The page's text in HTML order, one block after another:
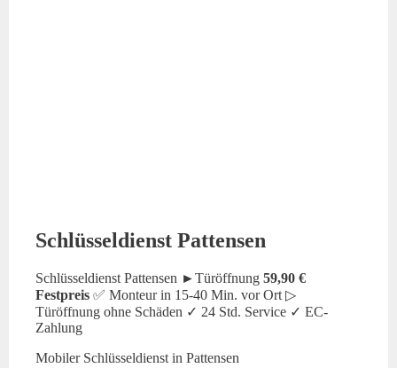
Schlüsseldienst Pattensen
Schlüsseldienst Pattensen ►Türöffnung 59,90 €
Festpreis ✅ Monteur in 15-40 Min. vor Ort ▷
Türöffnung ohne Schäden ✓ 24 Std. Service ✓ EC-
Zahlung
Mobiler Schlüsseldienst in Pattensen